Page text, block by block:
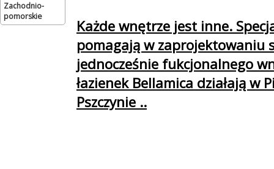
zachodnio-
pomorskie
Każde wnętrze jest inne.
pomagają w zaprojektowaniu
jednocześnie fukcjonalnego
łazienek Bellamica działają w
Pszczynie ..